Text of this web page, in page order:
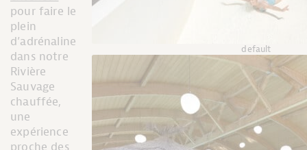
pour faire le
plein
d’adrénaline
dans notre
Rivière
Sauvage
chauffée,
une
expérience
proche des
default